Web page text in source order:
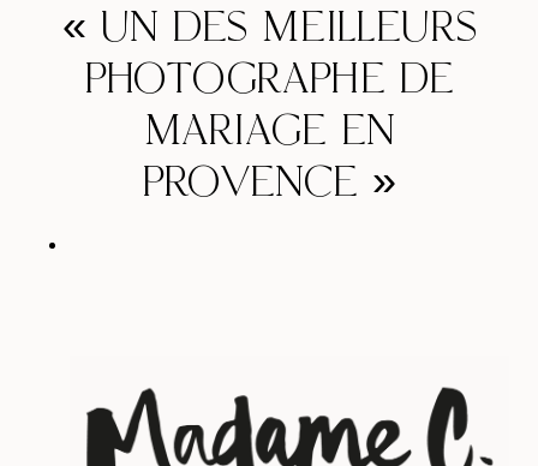
« UN DES MEILLEURS
PHOTOGRAPHE DE
MARIAGE EN
PROVENCE »